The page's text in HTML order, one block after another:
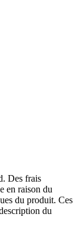
Des frais
en raison du
du produit. Ces
du